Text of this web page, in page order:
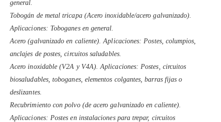
general.
Tobogán de metal tricapa (Acero inoxidable/acero galvanizado).
Aplicaciones: Toboganes en general.
Acero (galvanizado en caliente). Aplicaciones: Postes, columpios,
anclajes de postes, circuitos saludables.
Acero inoxidable (V2A y V4A). Aplicaciones: Postes, circuitos
biosaludables, toboganes, elementos colgantes, barras fijas o
deslizantes.
Recubrimiento con polvo (de acero galvanizado en caliente).
Aplicaciones: Postes en instalaciones para trepar, circuitos